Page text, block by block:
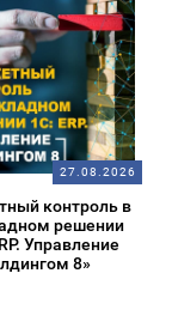
27.08.2026
контроль в
решении
Управление
8»